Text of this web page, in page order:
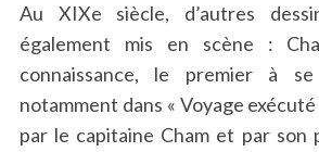
Au XIXe siècle, d’autres
également mis en scène :
connaissance, le premier à
notamment dans « Voyage
par le capitaine Cham et par son